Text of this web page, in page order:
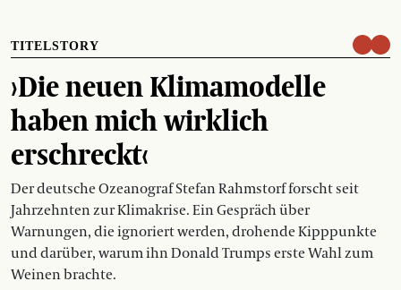
TITELSTORY
›Die neuen Klimamodelle
haben mich wirklich
erschreckt‹
Der deutsche Ozeanograf Stefan Rahmstorf forscht seit
Jahrzehnten zur Klimakrise. Ein Gespräch über
Warnungen, die ignoriert werden, drohende Kipppunkte
und darüber, warum ihn Donald Trumps erste Wahl zum
Weinen brachte.